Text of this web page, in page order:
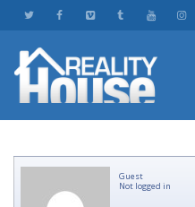
Guest
Not logged in